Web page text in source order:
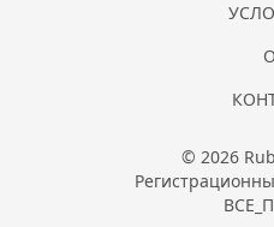
О
© 2026